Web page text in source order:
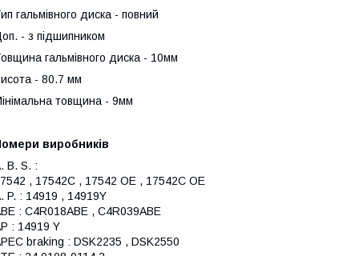
гальмівного диска - повний
- з підшипником
гальмівного диска - 10мм
- 80.7 мм
товщина - 9мм
виробників
B. S. :
, 17542C , 17542 OE , 17542C OE
P. : 14919 , 14919Y
: C4R018ABE , C4R039ABE
: 14919 Y
braking : DSK2235 , DSK2550